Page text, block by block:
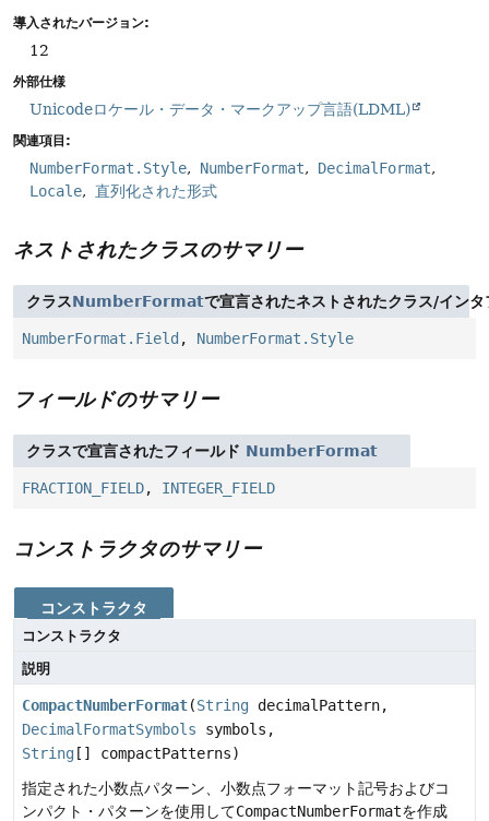
導入されたバージョン:
12
外部仕様
Unicodeロケール・データ・マークアップ言語(LDML)
関連項目:
NumberFormat.Style NumberFormat
DecimalFormat
Locale
直列化された形式
ネストされたクラスのサマリー
クラスNumberFormatで宣言されたネストされたクラス/インタ
NumberFormat.Field , NumberFormat.Style
フィールドのサマリー
クラスで宣言されたフィールド NumberFormat
FRACTION_FIELD, INTEGER_FIELD
コンストラクタのサマリー
コンストラクタ
コンストラクタ
説明
CompactNumberFormat(String decimalPattern,
DecimalFormatSymbols symbols,
String[] compactPatterns)
指定された小数点パターン、小数点フォーマット記号およびコ
ンパクト・パターンを使用してCompactNumberFormatを作成